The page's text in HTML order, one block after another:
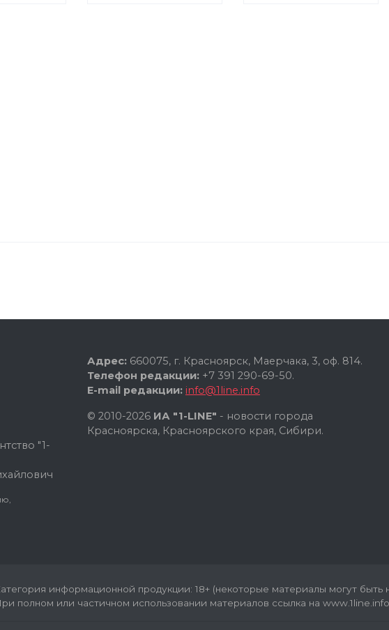
"1-
Адрес: 660075, г. Красноярск, Маерчака, 3, оф. 814.
Телефон редакции: +7 391 290-69-50.
E-mail редакции: info@1line.info
© 2010-2026 ИА "1-LINE" - новости города
Красноярска, Красноярского края, Сибири.
информационной продукции: 18+ (некоторые материалы могут быть
полном или частичном использовании материалов ссылка на www.1line.info